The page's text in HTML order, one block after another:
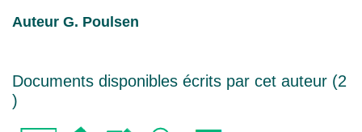
Auteur G. Poulsen
Documents disponibles écrits par cet auteur (2
)